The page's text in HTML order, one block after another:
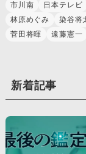
市川南
日本テレビ
林原めぐみ
染谷将
菅田将暉
遠藤憲一
新着記事